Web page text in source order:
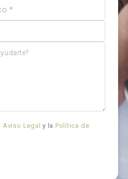
Aviso Legal y la Política de